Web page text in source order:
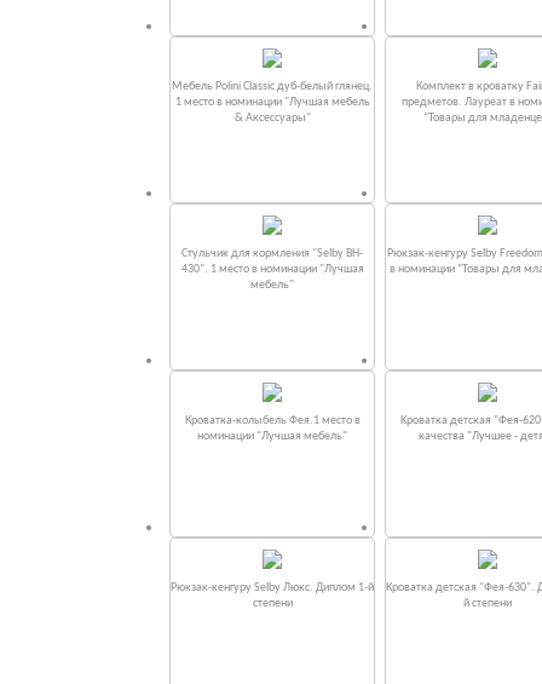
Мебель Polini Classic дуб-белый глянец.
1 место в номинации "Лучшая мебель
& Аксессуары"
Комплект в кроватку
предметов. Лауреат в
“Товары для
Стульчик для кормления "Selby BH-
430". 1 место в номинации "Лучшая
мебель"
Рюкзак-кенгуру Selby
в номинации “Товары для
Кроватка-колыбель Фея.1 место в
номинации "Лучшая мебель"
Кроватка детская "Фея-
качества "Лучшее -
Рюкзак-кенгуру Selby Люкс. Диплом 1-й
степени
Кроватка детская "Фея-630".
й степени